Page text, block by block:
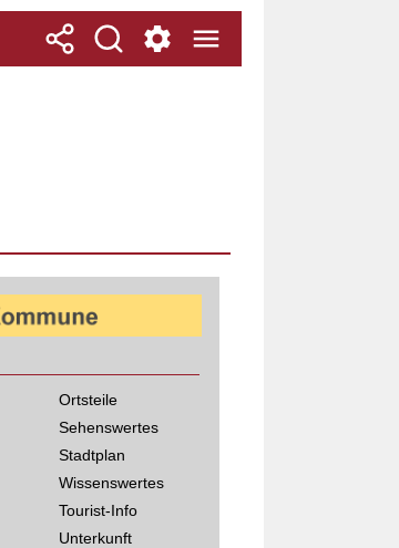
Ortsteile
Sehenswertes
Stadtplan
Wissenswertes
Tourist-Info
Unterkunft